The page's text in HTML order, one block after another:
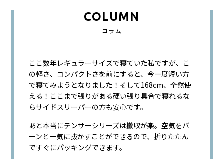
COLUMN
コラム
ここ数年レギュラーサイズで寝ていた私ですが、こ
の軽さ、コンパクトさを前にすると、今一度短い方
で寝てみようとなりました！そして168cm、全然使
える！ここまで張りがある硬い張り具合で寝れるな
らサイドスリーパーの方も安心です。
あと本当にテンサーシリーズは撤収が楽。空気をバ
ーンと一気に抜かすことができるので、折りたたん
ですぐにパッキングできます。